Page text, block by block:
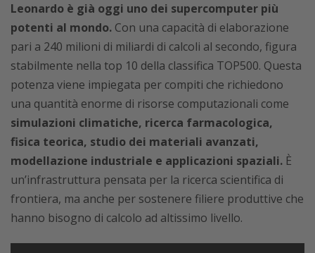
Leonardo è già oggi uno dei supercomputer più
potenti al mondo. Con una capacità di elaborazione
pari a 240 milioni di miliardi di calcoli al secondo, figura
stabilmente nella top 10 della classifica TOP500. Questa
potenza viene impiegata per compiti che richiedono
una quantità enorme di risorse computazionali come
simulazioni climatiche, ricerca farmacologica,
fisica teorica, studio dei materiali avanzati,
modellazione industriale e applicazioni spaziali. È
un’infrastruttura pensata per la ricerca scientifica di
frontiera, ma anche per sostenere filiere produttive che
hanno bisogno di calcolo ad altissimo livello.